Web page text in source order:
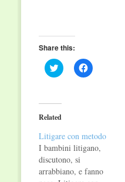
Share this:
Click
to
(Opens
in
new
Click
to
Related
Litigare con metodo
I bambini litigano,
discutono, si
arrabbiano, e fanno